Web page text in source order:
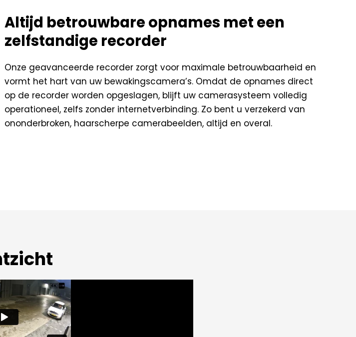
Altijd betrouwbare opnames met een
zelfstandige recorder
Onze geavanceerde recorder zorgt voor maximale betrouwbaarheid en
vormt het hart van uw bewakingscamera’s. Omdat de opnames direct
op de recorder worden opgeslagen, blijft uw camerasysteem volledig
operationeel, zelfs zonder internetverbinding. Zo bent u verzekerd van
ononderbroken, haarscherpe camerabeelden, altijd en overal.